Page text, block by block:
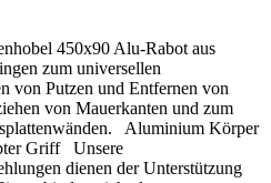
450x90 Alu-Rabot aus
zum universellen
von Putzen und Entfernen von
von Mauerkanten und zum
Aluminium Körper
Griff Unsere
dienen der Unterstützung